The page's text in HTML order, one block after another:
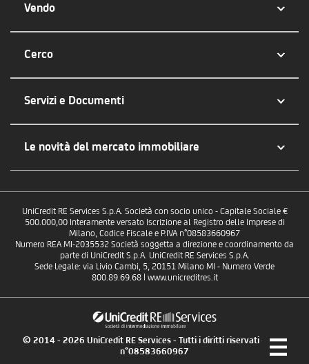
Vendo
Cerco
Servizi e Documenti
Le novità del mercato immobiliare
UniCredit RE Services S.p.A. Società con socio unico - Capitale Sociale €
500.000,00 Interamente versato Iscrizione al Registro delle Imprese di
Milano, Codice Fiscale e P.IVA n°08583660967
Numero REA MI-2035532 Società soggetta a direzione e coordinamento da
parte di UniCredit S.p.A. UniCredit RE Services S.p.A.
Sede Legale: via Livio Cambi, 5, 20151 Milano MI - Numero Verde
800.89.69.68 | www.unicreditres.it
© 2014 - 2026 UniCredit RE Services - Tutti i diritti riservati - P.IVA
n°08583660967